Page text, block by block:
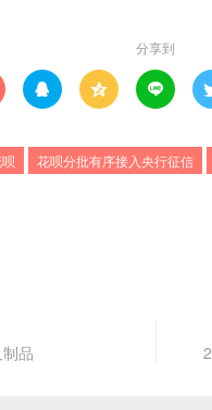
分享到
  
花呗分批有序接入央行征信
品